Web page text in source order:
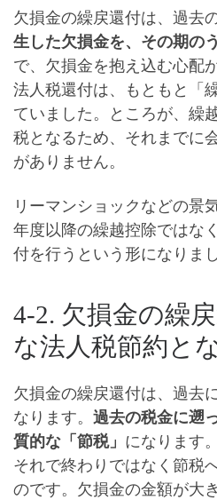
欠損金の繰戻還付は、過去
生した欠損金を、その期の
で、欠損金を抱え込む心配
法人税還付は、もともと「
ていました。ところが、繰
税となるため、それまでに
がありません。
リーマンショックなどの景
年度以降の繰越控除ではな
付を行う という形になりま
4-2. 欠損金の繰
な法人税節約と
欠損金の繰戻還付は、過去
なります。 過去の税金に遡
質的な「節税」 になります
それで終わりではなく節税
のです。欠損金の金額が大